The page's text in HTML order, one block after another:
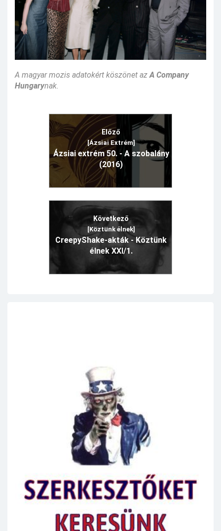
A magyar mozis adatokért köszönet azA Company
Hungarynak.
Előző
[Ázsiai Extrém]
Ázsiai extrém 50. - A szobalány
(2016)
Következő
[Köztünk élnek]
CreepyShake-akták - Köztünk
élnek XXI/1.